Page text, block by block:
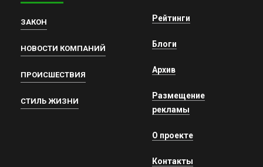
ЗАКОН
НОВОСТИ КОМПАНИЙ
ПРОИСШЕСТВИЯ
СТИЛЬ ЖИЗНИ
Рейтинги
Блоги
Архив
Размещение
рекламы
О проекте
Контакты